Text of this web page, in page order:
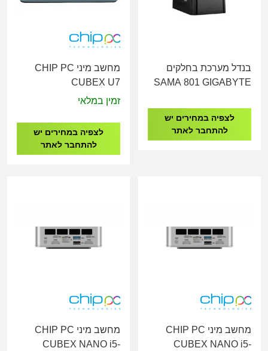
בנדל מערכת בחלקים
SAMA 801 GIGABYTE
DDR4 512GB NVME
לצפיה במחירים יש
להתחבר לאתר
מחשב מיני CHIP PC
CUBEX U7
155U/16GB-
CPN04190
זמין במלאי
לצפיה במחירים יש
להתחבר לאתר
מחשב מיני CHIP PC
CUBEX NANO i5-
מחשב מיני CHIP PC
CUBEX NANO i5-